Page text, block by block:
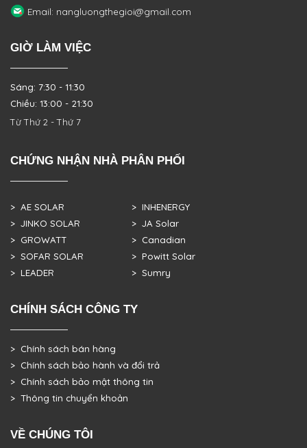
Email: nangluongthegioi@gmail.com
GIỜ LÀM VIỆC
Sáng: 7:30 - 11:30
Chiều: 13:00 - 21:30
Từ Thứ 2 - Thứ 7
CHỨNG NHẬN NHÀ PHÂN PHỐI
> AE SOLAR
> JINKO SOLAR
> GROWATT
> SOFAR SOLAR
> LEADER
> INHENERGY
> JA Solar
> Canadian
> Powitt Solar
> Sumry
CHÍNH SÁCH CÔNG TY
> Chính sách bán hàng
> Chính sách bảo hành và đổi trả
> Chính sách bảo mật thông tin
> Thông tin chuyển khoản
VỀ CHÚNG TÔI